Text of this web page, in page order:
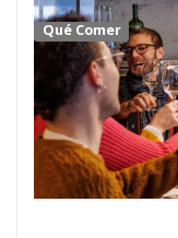
Qué Comer